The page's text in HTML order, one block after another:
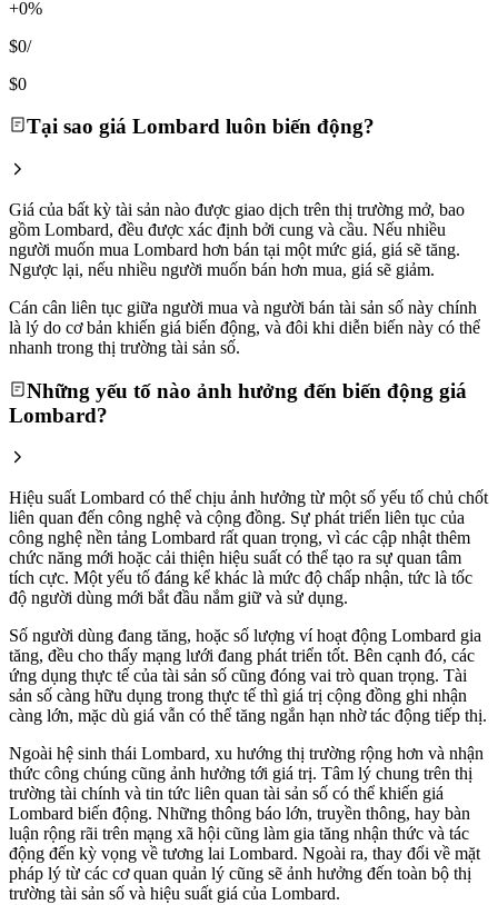
+0%
$0/
$0
Tại sao giá Lombard luôn biến động?
Giá của bất kỳ tài sản nào được giao dịch trên thị trường mở, bao
gồm Lombard, đều được xác định bởi cung và cầu. Nếu nhiều
người muốn mua Lombard hơn bán tại một mức giá, giá sẽ tăng.
Ngược lại, nếu nhiều người muốn bán hơn mua, giá sẽ giảm.
Cán cân liên tục giữa người mua và người bán tài sản số này chính
là lý do cơ bản khiến giá biến động, và đôi khi diễn biến này có thể
nhanh trong thị trường tài sản số.
Những yếu tố nào ảnh hưởng đến biến động giá
Lombard?
Hiệu suất Lombard có thể chịu ảnh hưởng từ một số yếu tố chủ chốt
liên quan đến công nghệ và cộng đồng. Sự phát triển liên tục của
công nghệ nền tảng Lombard rất quan trọng, vì các cập nhật thêm
chức năng mới hoặc cải thiện hiệu suất có thể tạo ra sự quan tâm
tích cực. Một yếu tố đáng kể khác là mức độ chấp nhận, tức là tốc
độ người dùng mới bắt đầu nắm giữ và sử dụng.
Số người dùng đang tăng, hoặc số lượng ví hoạt động Lombard gia
tăng, đều cho thấy mạng lưới đang phát triển tốt. Bên cạnh đó, các
ứng dụng thực tế của tài sản số cũng đóng vai trò quan trọng. Tài
sản số càng hữu dụng trong thực tế thì giá trị cộng đồng ghi nhận
càng lớn, mặc dù giá vẫn có thể tăng ngắn hạn nhờ tác động tiếp thị.
Ngoài hệ sinh thái Lombard, xu hướng thị trường rộng hơn và nhận
thức công chúng cũng ảnh hưởng tới giá trị. Tâm lý chung trên thị
trường tài chính và tin tức liên quan tài sản số có thể khiến giá
Lombard biến động. Những thông báo lớn, truyền thông, hay bàn
luận rộng rãi trên mạng xã hội cũng làm gia tăng nhận thức và tác
động đến kỳ vọng về tương lai Lombard. Ngoài ra, thay đổi về mặt
pháp lý từ các cơ quan quản lý cũng sẽ ảnh hưởng đến toàn bộ thị
trường tài sản số và hiệu suất giá của Lombard.